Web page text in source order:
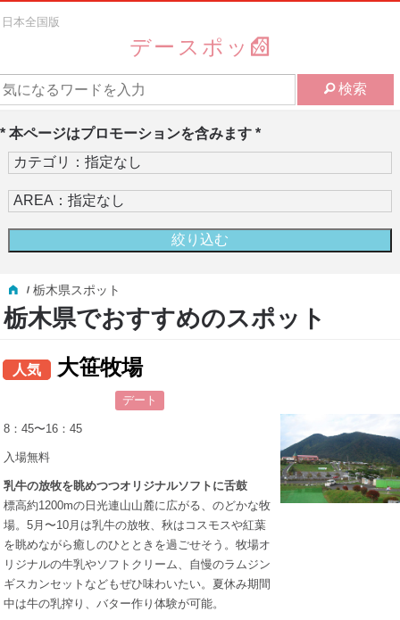
日本全国版
デースポッ
検索
* 本ページはプロモーションを含みます *
栃木県スポット
栃木県でおすすめのスポット
人気 大笹牧場
デート
8：45〜16：45
入場無料
乳牛の放牧を眺めつつオリジナルソフトに舌鼓
標高約1200mの日光連山山麓に広がる、のどかな牧
場。5月〜10月は乳牛の放牧、秋はコスモスや紅葉
を眺めながら癒しのひとときを過ごせそう。牧場オ
リジナルの牛乳やソフトクリーム、自慢のラムジン
ギスカンセットなどもぜひ味わいたい。夏休み期間
中は牛の乳搾り、バター作り体験が可能。